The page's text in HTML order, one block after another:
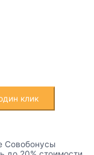
клик
Совобонусы